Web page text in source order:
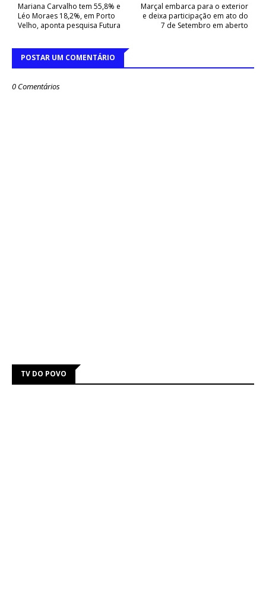
Marçal embarca para o exterior
e deixa participação em ato do
7 de Setembro em aberto
Mariana Carvalho tem 55,8% e
Léo Moraes 18,2%, em Porto
Velho, aponta pesquisa Futura
POSTAR UM COMENTÁRIO
0 Comentários
TV DO POVO